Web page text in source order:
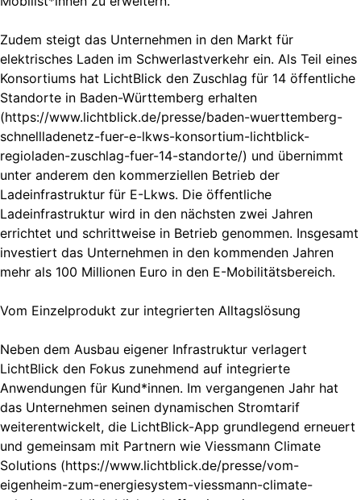
Zudem steigt das Unternehmen in den Markt für
elektrisches Laden im Schwerlastverkehr ein. Als Teil eines
Konsortiums hat LichtBlick den Zuschlag für 14 öffentliche
Standorte in Baden-Württemberg erhalten
(https://www.lichtblick.de/presse/baden-wuerttemberg-
schnellladenetz-fuer-e-lkws-konsortium-lichtblick-
regioladen-zuschlag-fuer-14-standorte/) und übernimmt
unter anderem den kommerziellen Betrieb der
Ladeinfrastruktur für E-Lkws. Die öffentliche
Ladeinfrastruktur wird in den nächsten zwei Jahren
errichtet und schrittweise in Betrieb genommen. Insgesamt
investiert das Unternehmen in den kommenden Jahren
mehr als 100 Millionen Euro in den E-Mobilitätsbereich.
Vom Einzelprodukt zur integrierten Alltagslösung
Neben dem Ausbau eigener Infrastruktur verlagert
LichtBlick den Fokus zunehmend auf integrierte
Anwendungen für Kund*innen. Im vergangenen Jahr hat
das Unternehmen seinen dynamischen Stromtarif
weiterentwickelt, die LichtBlick-App grundlegend erneuert
und gemeinsam mit Partnern wie Viessmann Climate
Solutions (https://www.lichtblick.de/presse/vom-
eigenheim-zum-energiesystem-viessmann-climate-